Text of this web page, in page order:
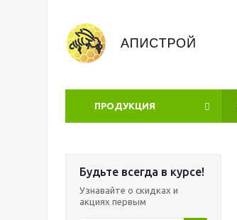
ПРОДУКЦИЯ
Будьте всегда в курсе!
Узнавайте о скидках и
акциях первым